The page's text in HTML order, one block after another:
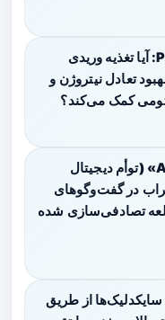
طرح‌آزمایی PROGAIN: آیا تغذیه وریدی
تعادل نیتروژن و
کمک می‌کند؟
فناوری «Another Me» (توأم دیجیتال
در گفت‌وگوهای
تصادفی‌سازی شده
از طریق